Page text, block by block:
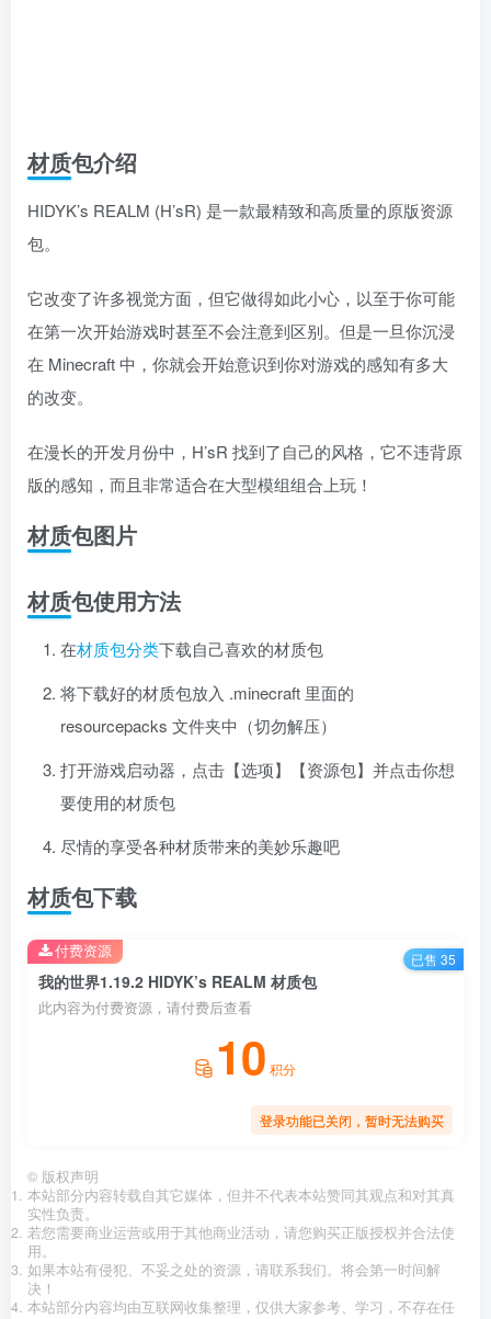
材质包介绍
HIDYK’s REALM (H’sR) 是一款最精致和高质量的原版资源
包。
它改变了许多视觉方面，但它做得如此小心，以至于你可能
在第一次开始游戏时甚至不会注意到区别。但是一旦你沉浸
在 Minecraft 中，你就会开始意识到你对游戏的感知有多大
的改变。
在漫长的开发月份中，H’sR 找到了自己的风格，它不违背原
版的感知，而且非常适合在大型模组组合上玩！
材质包图片
材质包使用方法
在材质包分类下载自己喜欢的材质包
将下载好的材质包放入 .minecraft 里面的
resourcepacks 文件夹中（切勿解压）
打开游戏启动器，点击【选项】【资源包】并点击你想
要使用的材质包
尽情的享受各种材质带来的美妙乐趣吧
材质包下载
我的世界1.19.2 HIDYK’s REALM 材质包
此内容为付费资源，请付费后查看
10 积分
登录功能已关闭，暂时无法购买
付费资源 已售 35
© 版权声明
本站部分内容转载自其它媒体，但并不代表本站赞同其观点和对其真
实性负责。
若您需要商业运营或用于其他商业活动，请您购买正版授权并合法使
用。
如果本站有侵犯、不妥之处的资源，请联系我们。将会第一时间解
决！
本站部分内容均由互联网收集整理，仅供大家参考、学习，不存在任